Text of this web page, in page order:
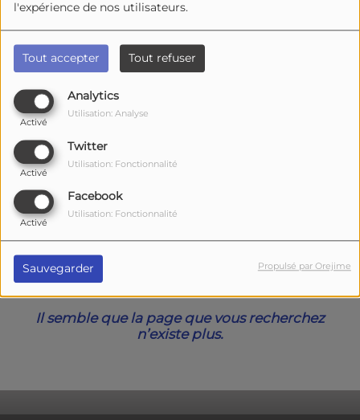
l'expérience de nos utilisateurs.
Tout accepter Tout refuser
Analytics
Activé
Utilisation: Analyse
Twitter
Activé
Utilisation: Fonctionnalité
Facebook
Activé
Utilisation: Fonctionnalité
Sauvegarder Propulsé par Orejime
Oups, vous avez
rencontré une erreur.
Il semble que la page que vous recherchez
n’existe plus.